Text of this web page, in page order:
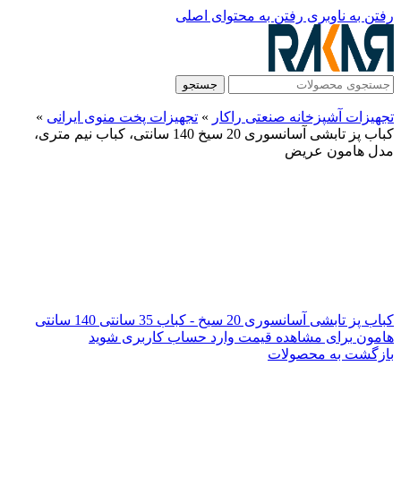
رفتن به ناوبری رفتن به محتوای اصلی
جستجو
تجهیزات آشپزخانه صنعتی راکار » تجهیزات پخت منوی ایرانی »
کباب پز تابشی آسانسوری 20 سیخ 140 سانتی، کباب نیم متری،
مدل هامون عریض
کباب پز تابشی آسانسوری 20 سیخ - کباب 35 سانتی 140 سانتی
هامون برای مشاهده قیمت وارد حساب کاربری شوید
بازگشت به محصولات